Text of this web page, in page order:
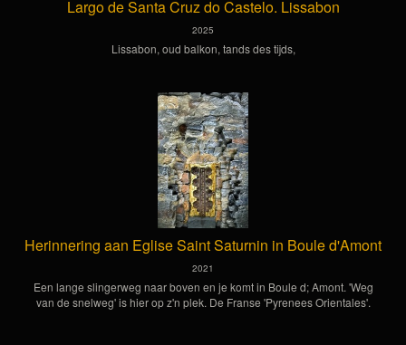
Largo de Santa Cruz do Castelo. Lissabon
2025
Lissabon, oud balkon, tands des tijds,
Herinnering aan Eglise Saint Saturnin in Boule d'Amont
2021
Een lange slingerweg naar boven en je komt in Boule d; Amont. 'Weg
van de snelweg' is hier op z'n plek. De Franse 'Pyrenees Orientales'.